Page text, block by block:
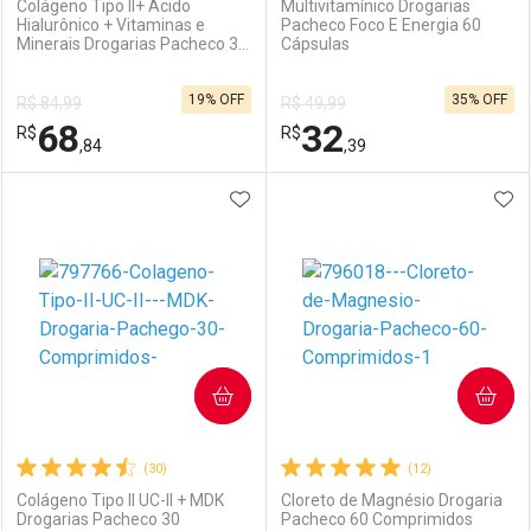
Ativar Desconto
Comprar sem Desconto
Por R$ 23,99/cada
Comprar sem Desconto
Por R$ 23,99/cada
Ativar Desconto
Comprar sem Desconto
Por R$ 135,99/cada
Comprar sem Desconto
Por R$ 135,99/cada
Colágeno Tipo II+ Ácido
Hialurônico + Vitaminas e
Minerais Drogarias Pacheco 30
R$ 84,99
R$68,84
19% OFF
Laboratório
Por Menos
Multivitamínico Drogarias
Pacheco Foco E Energia 60
Cápsulas
R$ 49,99
R$32,39
35% OFF
Laboratório
Por Menos
(30)
Colágeno Tipo II UC-II + MDK
Drogarias Pacheco 30
ADICIONAR AOS FAVORITOS
COMPRAR
(12)
Cloreto de Magnésio Drogaria
Pacheco 60 Comprimidos
COMPRAR